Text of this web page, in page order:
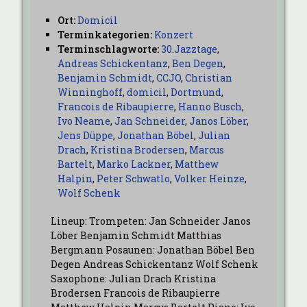
Ort:Domicil
Terminkategorien: Konzert
Terminschlagworte:30.Jazztage,
Andreas Schickentanz, Ben Degen,
Benjamin Schmidt, CCJO, Christian
Winninghoff, domicil, Dortmund,
Francois de Ribaupierre, Hanno Busch,
Ivo Neame, Jan Schneider, Janos Löber,
Jens Düppe, Jonathan Böbel, Julian
Drach, Kristina Brodersen, Marcus
Bartelt, Marko Lackner, Matthew
Halpin, Peter Schwatlo, Volker Heinze,
Wolf Schenk
Lineup: Trompeten: Jan Schneider Janos
Löber Benjamin Schmidt Matthias
Bergmann Posaunen: Jonathan Böbel Ben
Degen Andreas Schickentanz Wolf Schenk
Saxophone: Julian Drach Kristina
Brodersen Francois de Ribaupierre